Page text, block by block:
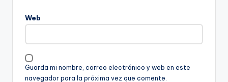
Web
Guarda mi nombre, correo electrónico y web en este
navegador para la próxima vez que comente.